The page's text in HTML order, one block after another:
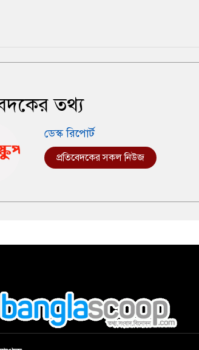
তথ্য
ডেস্ক রিপোর্ট
প্রতিবেদকের সকল নিউজ